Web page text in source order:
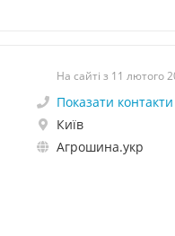
На сайті з 11 лютого
Показати контакти
Київ
Агрошина.укр